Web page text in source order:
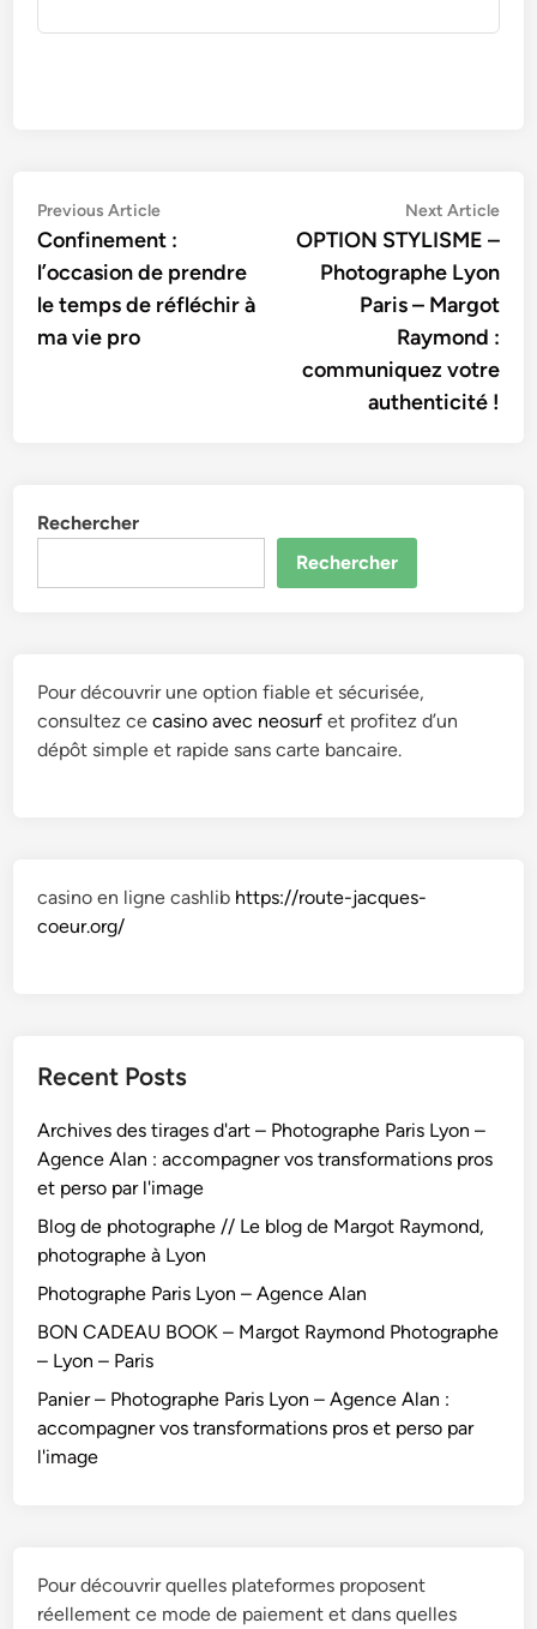
Navigation
de
l’article
Previous ArticlePrevious
article:
Confinement :
l’occasion de prendre
le temps de réfléchir à
ma vie pro
Next Article
OPTION STYLISME –
Photographe Lyon
Paris – Margot
Raymond :
communiquez votre
authenticité !
Rechercher
Rechercher
Pour découvrir une option fiable et sécurisée,
consultez cecasino avec neosurf et profitez d’un
dépôt simple et rapide sans carte bancaire.
casino en ligne cashlib https://route-jacques-
coeur.org/
Recent Posts
Archives des tirages d'art – Photographe Paris Lyon –
Agence Alan : accompagner vos transformations pros
et perso par l'image
Blog de photographe // Le blog de Margot Raymond,
photographe à Lyon
Photographe Paris Lyon – Agence Alan
BON CADEAU BOOK – Margot Raymond Photographe
– Lyon – Paris
Panier – Photographe Paris Lyon – Agence Alan :
accompagner vos transformations pros et perso par
l'image
Pour découvrir quelles plateformes proposent
réellement ce mode de paiement et dans quelles